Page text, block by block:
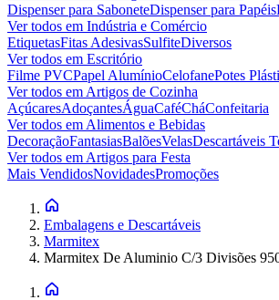
Dispenser para SaboneteDispenser para Papéis
Ver todos em Indústria e Comércio
EtiquetasFitas AdesivasSulfiteDiversos
Ver todos em Escritório
Filme PVCPapel AlumínioCelofanePotes
Ver todos emArtigos de Cozinha
AçúcaresAdoçantesÁguaCaféCháConfeitaria
Ver todos emAlimentos e Bebidas
DecoraçãoFantasiasBalõesVelasDescartáveis
Ver todos emArtigos para Festa
Mais VendidosNovidadesPromoções
Embalagens e Descartáveis
Marmitex
Marmitex De Aluminio C/3 Divisões